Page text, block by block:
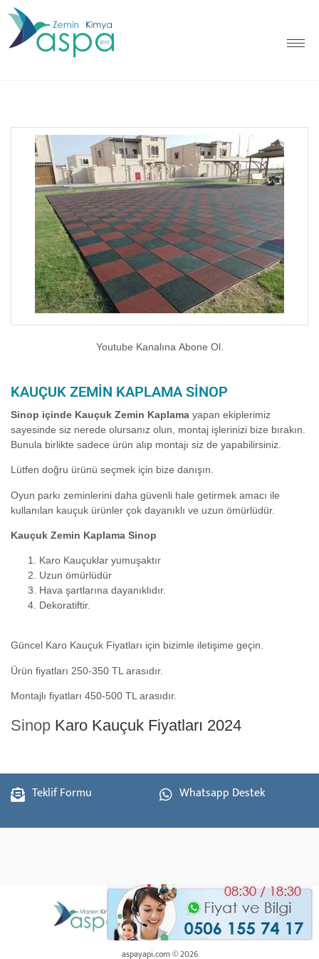
Youtube Kanalına Abone Ol.
KAUÇUK ZEMIN KAPLAMA SINOP
Sinop içinde Kauçuk Zemin Kaplama yapan ekiplerimiz
sayesinde siz nerede olursanız olun, montaj işlerinizi bize bırakın.
Bunula birlikte sadece ürün alıp montajı siz de yapabilirsiniz.
Lütfen doğru ürünü seçmek için bize danışın.
Oyun parkı zeminlerini daha güvenli hale getirmek amacı ile
kullanılan kauçuk ürünler çok dayanıklı ve uzun ömürlüdür.
Kauçuk Zemin Kaplama Sinop
Karo Kauçuklar yumuşaktır
Uzun ömürlüdür
Hava şartlarına dayanıklıdır.
Dekoratiftir.
Güncel Karo Kauçuk Fiyatları için bizimle iletişime geçin.
Ürün fiyatları 250-350 TL arasıdır.
Montajlı fiyatları 450-500 TL arasıdır.
Sinop Karo Kauçuk Fiyatları 2024
Teklif Formu Whatsapp Destek
aspayapi.com © 2026